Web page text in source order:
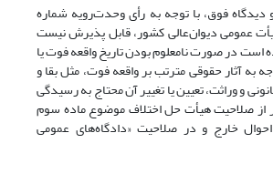
فوق، با توجه به رأی وحدت‌رویه شماره
19/01/1393 هیأت عمومی دیوان‌‌عالی‌ کشور، قابل پذیرش نیست
است در صورت نامعلوم بودن تاریخ واقعه فوت یا
به آثار حقوقی مترتب بر واقعه فوت، مثل بقا و
و وراثت، تعیین یا تغییر آن محتاج به رسیدگی
از صلاحیت هیأت حل اختلاف موضوع ماده سوم
خارج و در صلاحیت «دادگاه‌های عمومی